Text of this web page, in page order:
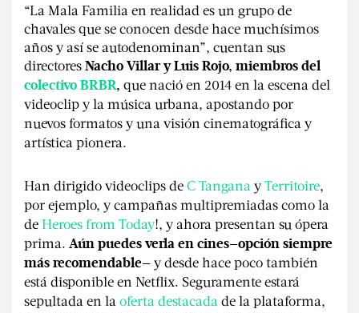
“La Mala Familia en realidad es un grupo de
chavales que se conocen desde hace muchísimos
años y así se autodenominan”, cuentan sus
directoresNacho Villar y Luis Rojo, miembros del
colectivo BRBR, que nació en 2014 en la escena del
videoclip y la música urbana, apostando por
nuevos formatos y una visión cinematográfica y
artística pionera.
Han dirigido videoclips de C Tangana yTerritoire,
por ejemplo, y campañas multipremiadas como la
deHeroes from Today!, y ahora presentan su ópera
prima. Aún puedes verla en cines—opción siempre
más recomendable—y desde hace poco también
está disponible en Netflix. Seguramente estará
sepultada en la oferta destacada de la plataforma,